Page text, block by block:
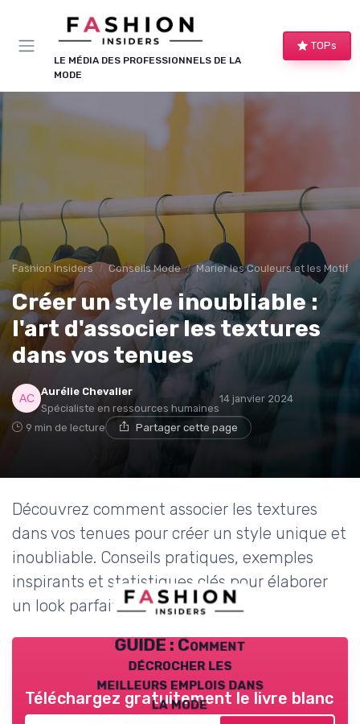
LE MÉDIA DES PROFESSIONNELS DE LA
MODE
TOPs
Fashion Insiders Conseils Mode Marier les Couleurs et les Motifs
Créer un style inoubliable :
l'art d'associer les textures
dans vos tenues
Aurélie Chevalier
Spécialiste en ressources humaines
14 janvier 2024
9 min de lecture Partager cette page
Découvrez comment associer les textures
dans vos tenues pour créer un style unique et
inoubliable. Conseils pratiques, exemples
inspirants et statistiques clés pour élaborer
un look parfait.
GUIDE : Comment
décrocher les
meilleurs emplois dans
la mode
Téléchargez gratuitement le livre blanc